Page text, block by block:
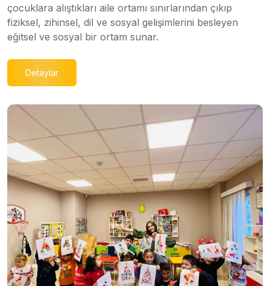
çocuklara alıştıkları aile ortamı sınırlarından çıkıp
fiziksel, zihinsel, dil ve sosyal gelişimlerini besleyen
eğitsel ve sosyal bir ortam sunar.
Detaylar